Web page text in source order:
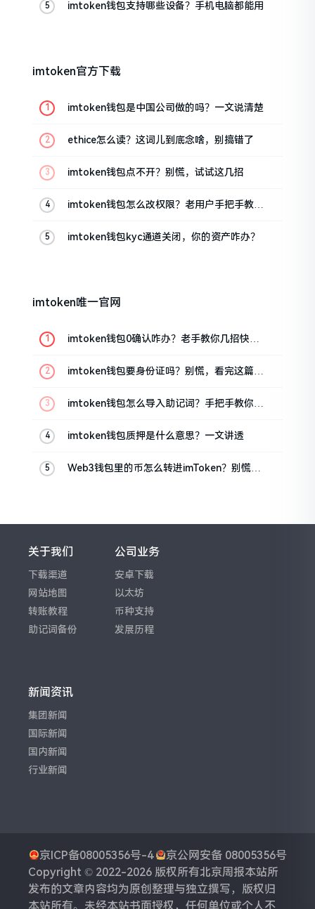
imtoken钱包支持哪些设备？手机电脑都能用
imtoken官方下载
imtoken钱包是中国公司做的吗？一文说清楚
ethice怎么读？这词儿到底念啥，别搞错了
imtoken钱包点不开？别慌，试试这几招
imtoken钱包怎么改权限？老用户手把手教你
imtoken钱包kyc通道关闭，你的资产咋办？
imtoken唯一官网
imtoken钱包0确认咋办？老手教你几招快速
imtoken钱包要身份证吗？别慌，看完这篇就
imtoken钱包怎么导入助记词？手把手教你找
imtoken钱包质押是什么意思？一文讲透
Web3钱包里的币怎么转进imToken？别慌，
关于我们
下载渠道
网站地图
转账教程
助记词备份
公司业务
安卓下载
以太坊
币种支持
发展历程
新闻资讯
集团新闻
国际新闻
国内新闻
行业新闻
京ICP备08005356号-4
京公网安备 08005356号
Copyright © 2022-2026 版权所有北京周报本站所
发布的文章内容均为原创整理与独立撰写，版权归
本站所有。未经本站书面授权，任何单位或个人不